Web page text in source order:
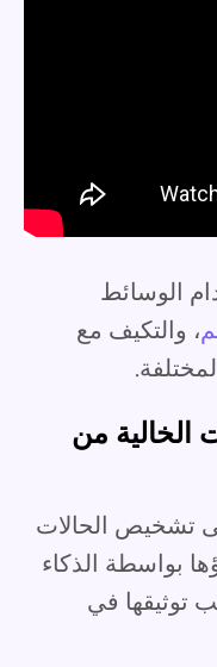
الوسائط
، والتكيف مع
الخالية من
تشخيص الحالات
بواسطة الذكاء
توثيقها في